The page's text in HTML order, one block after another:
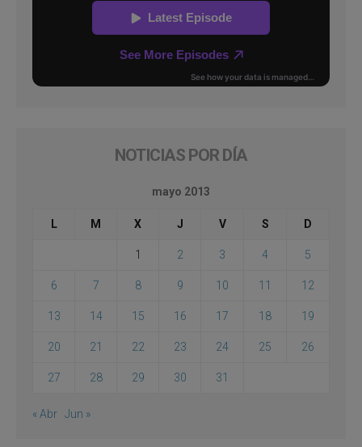
NOTICIAS POR DÍA
mayo 2013
L M X J V S D
1 2 3 4 5
6 7 8 9 10 11 12
13 14 15 16 17 18 19
20 21 22 23 24 25 26
27 28 29 30 31
« Abr Jun »